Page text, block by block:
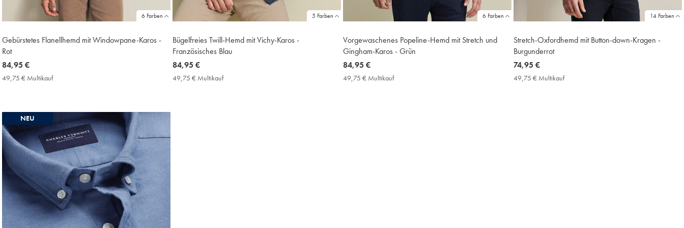
6 Farben
Gebürstetes Flanellhemd mit Windowpane-Karos -
Rot
now
84,95
84,95 €
49,75 € Multikauf49,75
5 Farben
Bügelfreies Twill-Hemd mit Vichy-Karos -
Französisches Blau
now
84,95
84,95 €
49,75 € Multikauf49,75
6 Farben
Vorgewaschenes Popeline-Hemd mit Stretch und
Gingham-Karos - Grün
now
84,95
84,95 €
49,75 € Multikauf49,75
14 Farben
Stretch-Oxfordhemd mit Button-down-Kragen -
Burgunderrot
now
74,95
74,95 €
49,75 € Multikauf49,75
NEU